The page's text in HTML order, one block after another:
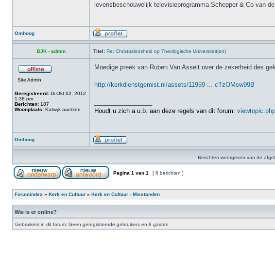
levensbeschouwelijk televisieprogramma Schepper & Co van
Omhoog
DJK - admin Titel: Re: Christusloosheid op Theologische Universiteit(en)
Site Admin
Geregistreerd: Di Okt 02, 2012
1:38 pm
Berichten: 187
Woonplaats: Katwijk aan/zee
Moedige preek van Ruben Van Asselt over de zekerheid des
http://kerkdienstgemist.nl/assets/11959 ... cTzOMsw99B
Houdt u zich a.u.b. aan deze regels van dit forum:
Omhoog
Berichten weergeven van de
Pagina 1 van 1 [ 6 berichten ]
Forumindex » Kerk en Cultuur » Kerk en Cultuur - Misstanden
Wie is er online?
Gebruikers in dit forum: Geen geregistreerde gebruikers en 8 gasten